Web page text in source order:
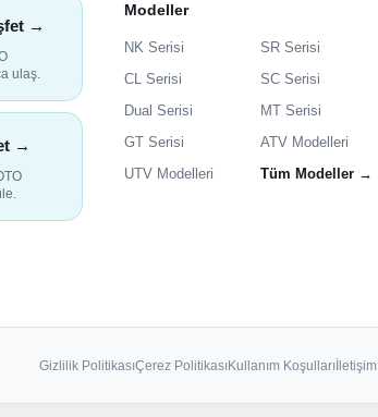
→
ulaş.
→
Modeller
NK Serisi
SR Serisi
CL Serisi
SC Serisi
Dual Serisi
MT Serisi
GT Serisi
ATV Modelleri
UTV Modelleri
Tüm Modeller →
Gizlilik PolitikasıÇerez PolitikasıKullanım Koşullarıİletişim